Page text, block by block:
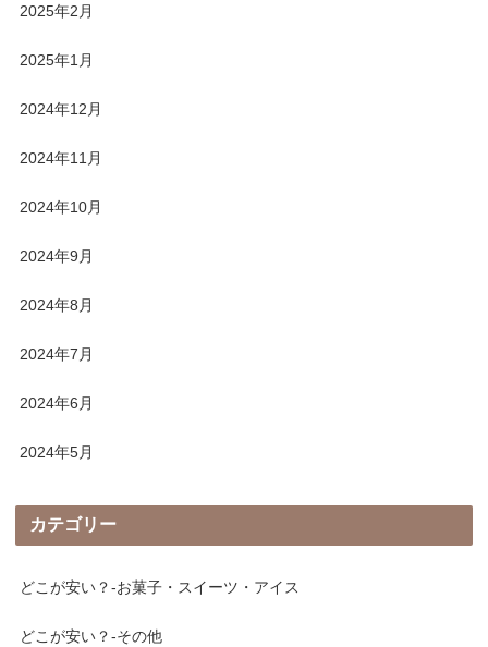
2025年2月
2025年1月
2024年12月
2024年11月
2024年10月
2024年9月
2024年8月
2024年7月
2024年6月
2024年5月
カテゴリー
どこが安い？-お菓子・スイーツ・アイス
どこが安い？-その他